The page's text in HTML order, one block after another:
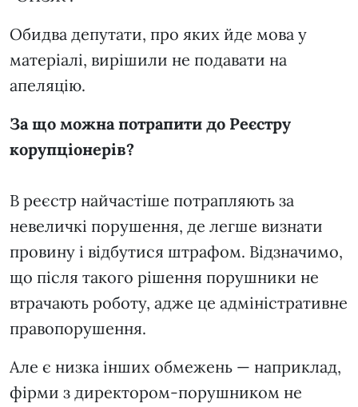
Обидва депутати, про яких йде мова у
матеріалі, вирішили не подавати на
апеляцію.
За що можна потрапити до Реєстру
корупціонерів?
В реєстр найчастіше потрапляють за
невеличкі порушення, де легше визнати
провину і відбутися штрафом. Відзначимо,
що після такого рішення порушники не
втрачають роботу, адже це адміністративне
правопорушення.
Але є низка інших обмежень — наприклад,
фірми з директором-порушником не